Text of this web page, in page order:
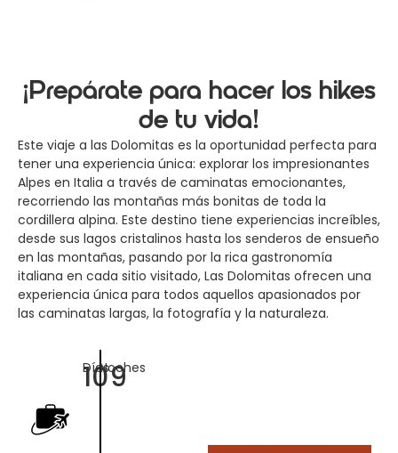
¡Prepárate para hacer los hikes
de tu vida!
Este viaje a las Dolomitas es la oportunidad perfecta para
tener una experiencia única: explorar los impresionantes
Alpes en Italia a través de caminatas emocionantes,
recorriendo las montañas más bonitas de toda la
cordillera alpina. Este destino tiene experiencias increíbles,
desde sus lagos cristalinos hasta los senderos de ensueño
en las montañas, pasando por la rica gastronomía
italiana en cada sitio visitado, Las Dolomitas ofrecen una
experiencia única para todos aquellos apasionados por
las caminatas largas, la fotografía y la naturaleza.
Días
10Noches
9